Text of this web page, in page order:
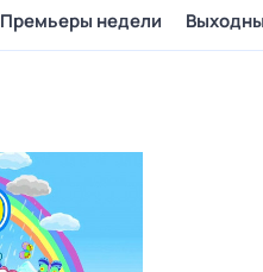
Премьеры недели